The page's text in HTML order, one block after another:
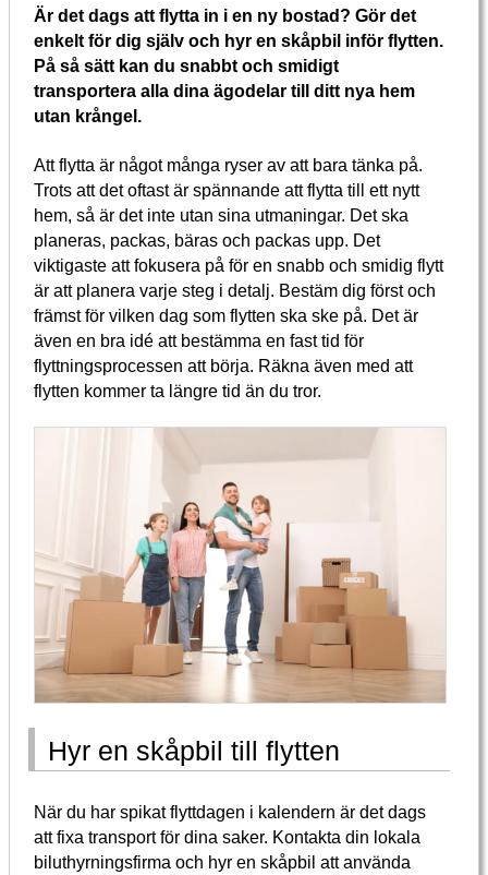
Är det dags att flytta in i en ny bostad? Gör det
enkelt för dig själv och hyr en skåpbil inför flytten.
På så sätt kan du snabbt och smidigt
transportera alla dina ägodelar till ditt nya hem
utan krångel.
Att flytta är något många ryser av att bara tänka på.
Trots att det oftast är spännande att flytta till ett nytt
hem, så är det inte utan sina utmaningar. Det ska
planeras, packas, bäras och packas upp. Det
viktigaste att fokusera på för en snabb och smidig flytt
är att planera varje steg i detalj. Bestäm dig först och
främst för vilken dag som flytten ska ske på. Det är
även en bra idé att bestämma en fast tid för
flyttningsprocessen att börja. Räkna även med att
flytten kommer ta längre tid än du tror.
Hyr en skåpbil till flytten
När du har spikat flyttdagen i kalendern är det dags
att fixa transport för dina saker. Kontakta din lokala
biluthyrningsfirma och hyr en skåpbil att använda